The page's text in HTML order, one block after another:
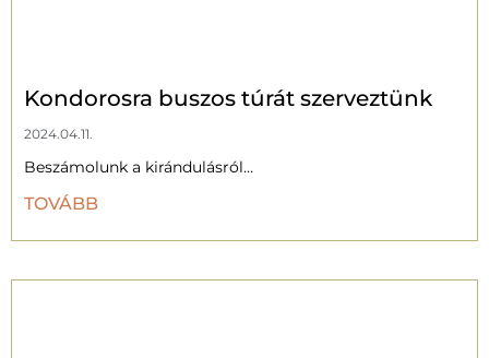
Kondorosra buszos túrát szerveztünk
2024.04.11.
Beszámolunk a kirándulásról…
TOVÁBB